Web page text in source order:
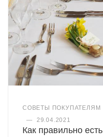
СОВЕТЫ ПОКУПАТЕЛЯМ
—
29.04.2021
Как правильно есть